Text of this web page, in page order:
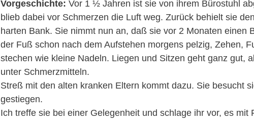
Vorgeschichte: Vor 1 ½ Jahren ist sie von ihrem Bürostuhl
blieb dabei vor Schmerzen die Luft weg. Zurück behielt sie
harten Bank. Sie nimmt nun an, daß sie vor 2 Monaten einen
der Fuß schon nach dem Aufstehen morgens pelzig, Zehen,
stechen wie kleine Nadeln. Liegen und Sitzen geht ganz gut,
unter Schmerzmitteln.
Streß mit den alten kranken Eltern kommt dazu. Sie besucht
gestiegen.
Ich treffe sie bei einer Gelegenheit und schlage ihr vor, es mit